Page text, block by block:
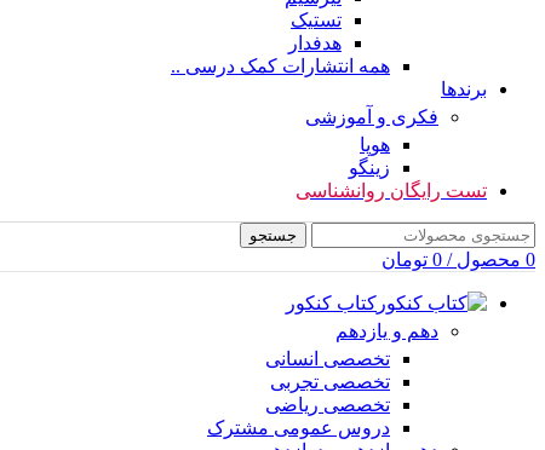
تستیک
هدفدار
همه انتشارات کمک درسی ..
برندها
فکری و آموزشی
هوپا
زینگو
تست رایگان روانشناسی
جستجو
0 محصول /
0 تومان
کتاب کنکور
دهم و یازدهم
تخصصی انسانی
تخصصی تجربی
تخصصی ریاضی
دروس عمومی مشترک